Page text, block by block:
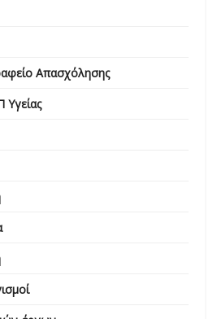
Απασχόλησης
Υγείας